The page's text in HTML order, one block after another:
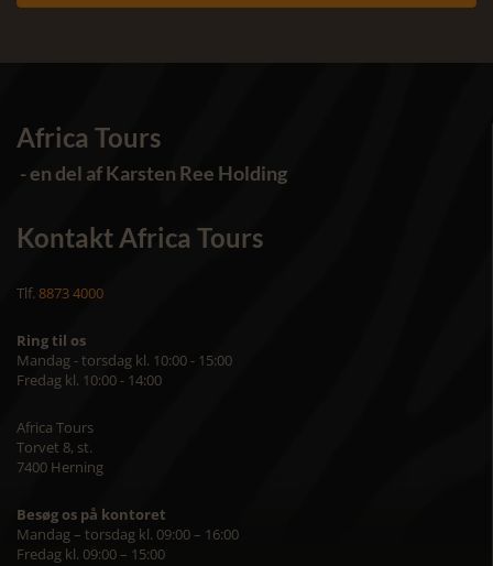
Africa Tours
- en del af Karsten Ree Holding
Kontakt Africa Tours
Tlf. 8873 4000
Ring til os
Mandag - torsdag kl. 10:00 - 15:00
Fredag kl. 10:00 - 14:00
Africa Tours
Torvet 8, st.
7400 Herning
Besøg os på kontoret
Mandag – torsdag kl. 09:00 – 16:00
Fredag kl. 09:00 – 15:00